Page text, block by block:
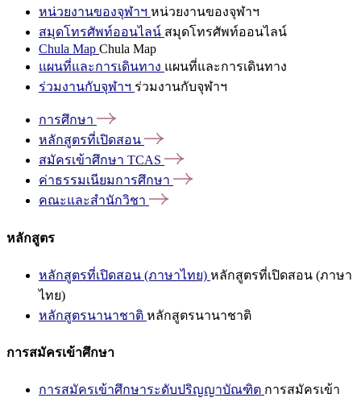
หน่วยงานของจุฬาฯ หน่วยงานของจุฬาฯ
สมุดโทรศัพท์ออนไลน์ สมุดโทรศัพท์ออนไลน์
Chula Map Chula Map
แผนที่และการเดินทาง แผนที่และการเดินทาง
ร่วมงานกับจุฬาฯ ร่วมงานกับจุฬาฯ
การศึกษา
หลักสูตรที่เปิดสอน
สมัครเข้าศึกษา TCAS
ค่าธรรมเนียมการศึกษา
คณะและสำนักวิชา
หลักสูตร
หลักสูตรที่เปิดสอน (ภาษาไทย) หลักสูตรที่เปิดสอน (ภาษา
ไทย)
หลักสูตรนานาชาติ หลักสูตรนานาชาติ
การสมัครเข้าศึกษา
การสมัครเข้าศึกษาระดับปริญญาบัณฑิต การสมัครเข้า